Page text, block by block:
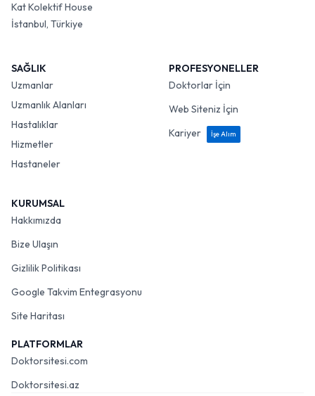
Kat Kolektif House
İstanbul, Türkiye
SAĞLIK
Uzmanlar
Uzmanlık Alanları
Hastalıklar
Hizmetler
Hastaneler
PROFESYONELLER
Doktorlar İçin
Web Siteniz İçin
Kariyer
İşe Alım
KURUMSAL
Hakkımızda
Bize Ulaşın
Gizlilik Politikası
Google Takvim Entegrasyonu
Site Haritası
PLATFORMLAR
Doktorsitesi.com
Doktorsitesi.az